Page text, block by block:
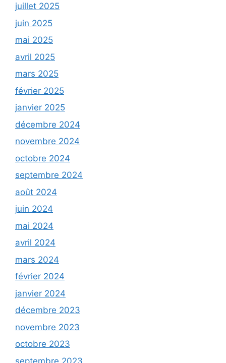
juillet 2025
juin 2025
mai 2025
avril 2025
mars 2025
février 2025
janvier 2025
décembre 2024
novembre 2024
octobre 2024
septembre 2024
août 2024
juin 2024
mai 2024
avril 2024
mars 2024
février 2024
janvier 2024
décembre 2023
novembre 2023
octobre 2023
septembre 2023